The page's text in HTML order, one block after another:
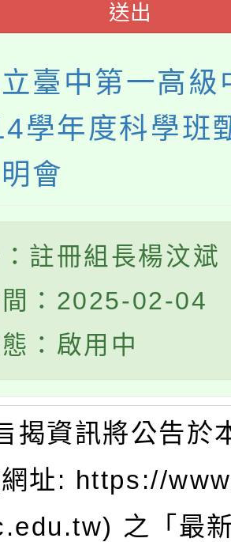
送出
臺中第一高級
學年度科學班
會
註冊組長楊汶斌
：2025-02-04
：啟用中
揭資訊將公告於
址: https://
之「最